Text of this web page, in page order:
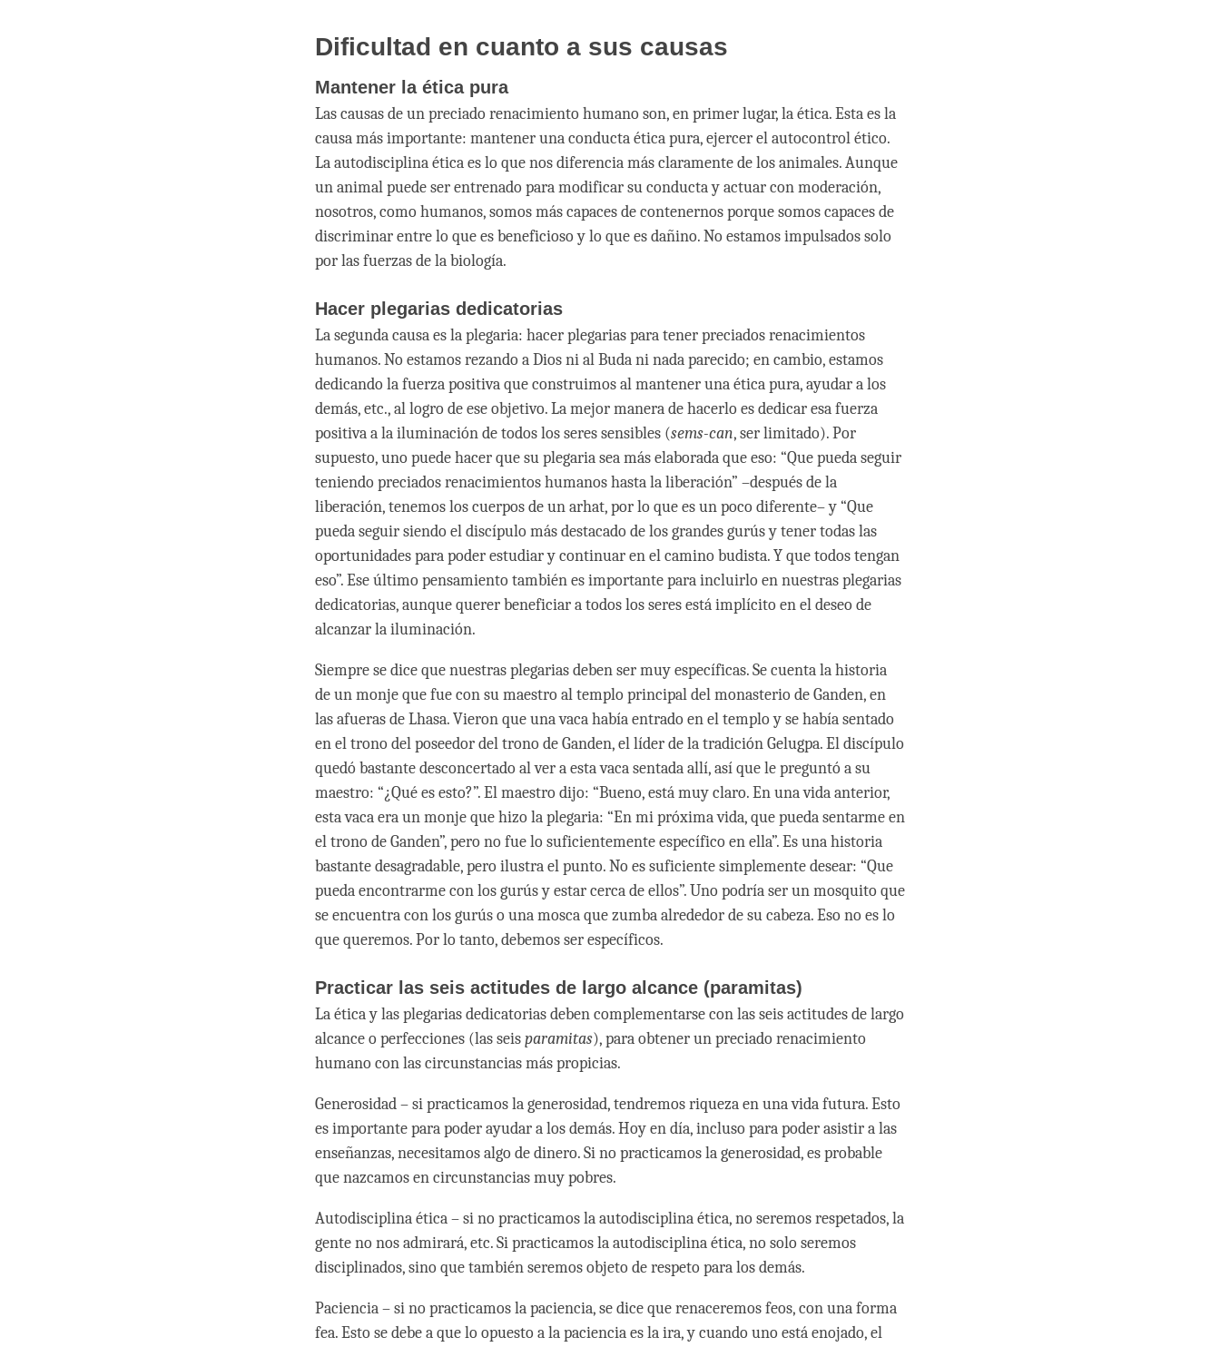
Dificultad en cuanto a sus causas
Mantener la ética pura
Las causas de un preciado renacimiento humano son, en primer lugar, la ética. Esta es la
causa más importante: mantener una conducta ética pura, ejercer el autocontrol ético.
La autodisciplina ética es lo que nos diferencia más claramente de los animales. Aunque
un animal puede ser entrenado para modificar su conducta y actuar con moderación,
nosotros, como humanos, somos más capaces de contenernos porque somos capaces de
discriminar entre lo que es beneficioso y lo que es dañino. No estamos impulsados solo
por las fuerzas de la biología.
Hacer plegarias dedicatorias
La segunda causa es la plegaria: hacer plegarias para tener preciados renacimientos
humanos. No estamos rezando a Dios ni al Buda ni nada parecido; en cambio, estamos
dedicando la fuerza positiva que construimos al mantener una ética pura, ayudar a los
demás, etc., al logro de ese objetivo. La mejor manera de hacerlo es dedicar esa fuerza
positiva a la iluminación de todos los seres sensibles (sems-can, ser limitado). Por
supuesto, uno puede hacer que su plegaria sea más elaborada que eso: “Que pueda seguir
teniendo preciados renacimientos humanos hasta la liberación” –después de la
liberación, tenemos los cuerpos de un arhat, por lo que es un poco diferente– y “Que
pueda seguir siendo el discípulo más destacado de los grandes gurús y tener todas las
oportunidades para poder estudiar y continuar en el camino budista. Y que todos tengan
eso”. Ese último pensamiento también es importante para incluirlo en nuestras plegarias
dedicatorias, aunque querer beneficiar a todos los seres está implícito en el deseo de
alcanzar la iluminación.
Siempre se dice que nuestras plegarias deben ser muy específicas. Se cuenta la historia
de un monje que fue con su maestro al templo principal del monasterio de Ganden, en
las afueras de Lhasa. Vieron que una vaca había entrado en el templo y se había sentado
en el trono del poseedor del trono de Ganden, el líder de la tradición Gelugpa. El discípulo
quedó bastante desconcertado al ver a esta vaca sentada allí, así que le preguntó a su
maestro: “¿Qué es esto?”. El maestro dijo: “Bueno, está muy claro. En una vida anterior,
esta vaca era un monje que hizo la plegaria: “En mi próxima vida, que pueda sentarme en
el trono de Ganden”, pero no fue lo suficientemente específico en ella”. Es una historia
bastante desagradable, pero ilustra el punto. No es suficiente simplemente desear: “Que
pueda encontrarme con los gurús y estar cerca de ellos”. Uno podría ser un mosquito que
se encuentra con los gurús o una mosca que zumba alrededor de su cabeza. Eso no es lo
que queremos. Por lo tanto, debemos ser específicos.
Practicar las seis actitudes de largo alcance (paramitas)
La ética y las plegarias dedicatorias deben complementarse con las seis actitudes de largo
alcance o perfecciones (las seisparamitas), para obtener un preciado renacimiento
humano con las circunstancias más propicias.
Generosidad – si practicamos la generosidad, tendremos riqueza en una vida futura. Esto
es importante para poder ayudar a los demás. Hoy en día, incluso para poder asistir a las
enseñanzas, necesitamos algo de dinero. Si no practicamos la generosidad, es probable
que nazcamos en circunstancias muy pobres.
Autodisciplina ética – si no practicamos la autodisciplina ética, no seremos respetados, la
gente no nos admirará, etc. Si practicamos la autodisciplina ética, no solo seremos
disciplinados, sino que también seremos objeto de respeto para los demás.
Paciencia – si no practicamos la paciencia, se dice que renaceremos feos, con una forma
fea. Esto se debe a que lo opuesto a la paciencia es la ira, y cuando uno está enojado, el